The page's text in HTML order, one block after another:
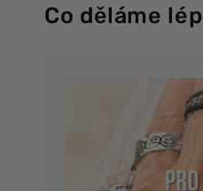
Co děláme